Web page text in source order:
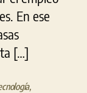
En ese
[…]
,